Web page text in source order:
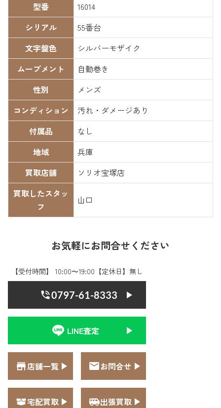
型番
16014
シリアル
55番台
文字盤色
シルバーモザイク
ムーブメント
自動巻き
性別
メンズ
コンディション
汚れ・ダメージあり
付属品
なし
地域
兵庫
買取店舗
ソリオ宝塚店
買取したスタッ
フ
山口
お気軽にお問合せください
【受付時間】 10:00〜19:00【定休日】無し
0797-61-8333
LINE査定
店舗一覧 お問合せ
宅配買取 出張買取